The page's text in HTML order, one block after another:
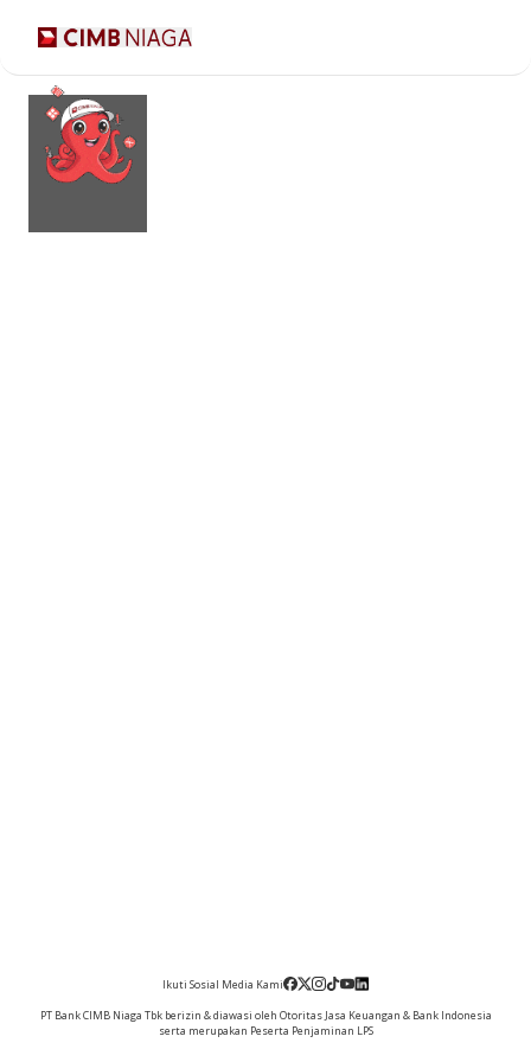
Ikuti Sosial Media Kami
PT Bank CIMB Niaga Tbk berizin & diawasi oleh Otoritas Jasa Keuangan & Bank Indonesia
serta merupakan Peserta Penjaminan LPS